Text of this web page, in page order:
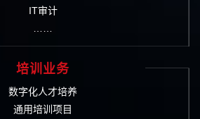
IT审计
……
培训业务
数字化人才培养
通用培训项目